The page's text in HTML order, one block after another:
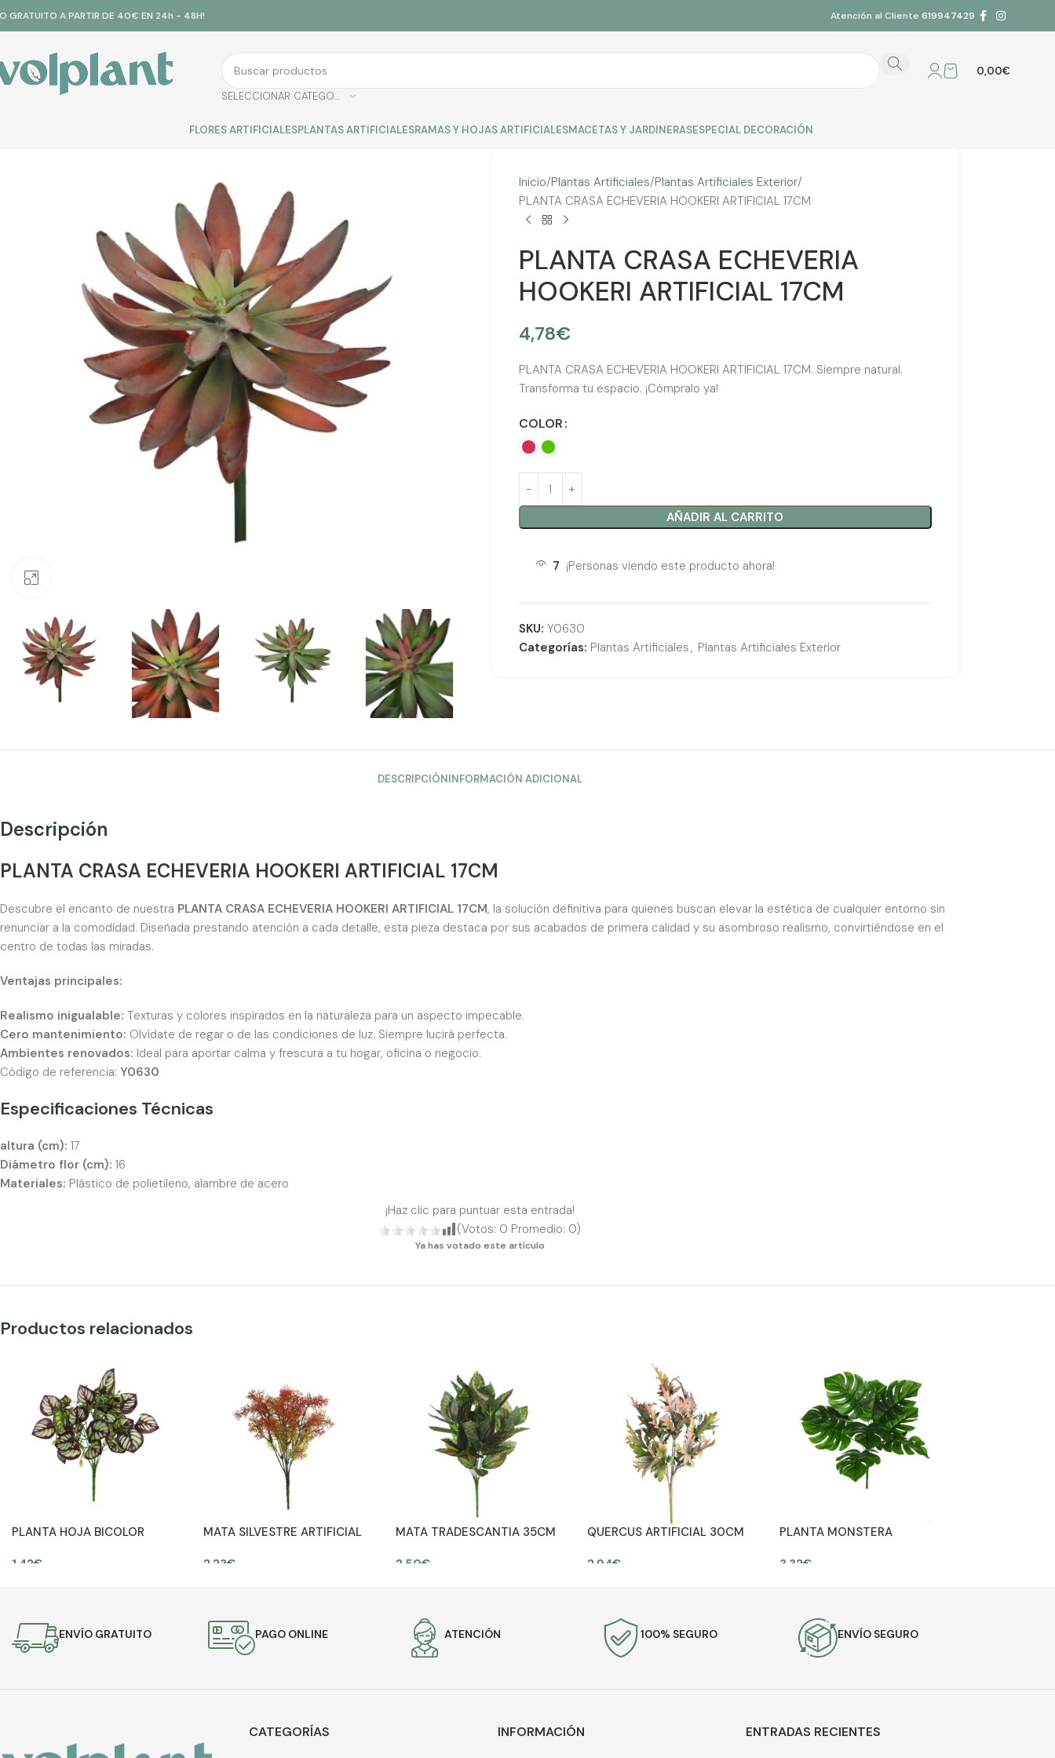
GRATUITO A PARTIR DE 40€ EN 24h - 48H! Atención al Cliente 619947429
SELECCIONAR CATEGORÍA
0,00€
FLORES ARTIFICIALESPLANTAS ARTIFICIALESRAMAS Y HOJAS ARTIFICIALESMACETAS Y JARDINERASESPECIAL DECORACIÓN
Inicio Plantas Artificiales Plantas Artificiales Exterior
PLANTA CRASA ECHEVERIA HOOKERI ARTIFICIAL 17CM
PLANTA CRASA ECHEVERIA
HOOKERI ARTIFICIAL 17CM
4,78€
PLANTA CRASA ECHEVERIA HOOKERI ARTIFICIAL 17CM. Siempre natural.
Transforma tu espacio. ¡Cómpralo ya!
COLOR
AÑADIR AL CARRITO
5 ¡Personas viendo este producto ahora!
SKU: Y0630
Categorías: Plantas Artificiales, Plantas Artificiales Exterior
DESCRIPCIÓNINFORMACIÓN ADICIONAL
Descripción
PLANTA CRASA ECHEVERIA HOOKERI ARTIFICIAL 17CM
Descubre el encanto de nuestra PLANTA CRASA ECHEVERIA HOOKERI ARTIFICIAL 17CM, la solución definitiva para quienes buscan elevar la estética de cualquier entorno sin
renunciar a la comodidad. Diseñada prestando atención a cada detalle, esta pieza destaca por sus acabados de primera calidad y su asombroso realismo, convirtiéndose en el
centro de todas las miradas.
Ventajas principales:
Realismo inigualable: Texturas y colores inspirados en la naturaleza para un aspecto impecable.
Cero mantenimiento: Olvídate de regar o de las condiciones de luz. Siempre lucirá perfecta.
Ambientes renovados: Ideal para aportar calma y frescura a tu hogar, oficina o negocio.
Código de referencia: Y0630
Especificaciones Técnicas
altura (cm): 17
Diámetro flor (cm): 16
Materiales: Plástico de polietileno, alambre de acero
¡Haz clic para puntuar esta entrada!
(Votos: 0 Promedio: 0)
Ya has votado este artículo
Productos relacionados
PLANTA HOJA BICOLOR
1,42€
MATA SILVESTRE ARTIFICIAL
2,23€
MATA TRADESCANTIA 35CM
2,50€
QUERCUS ARTIFICIAL 30CM
2,94€
PLANTA MONSTERA
3,32€
ENVÍO GRATUITO PAGO ONLINE ATENCIÓN 100% SEGURO ENVÍO SEGURO
CATEGORÍAS INFORMACIÓN ENTRADAS RECIENTES